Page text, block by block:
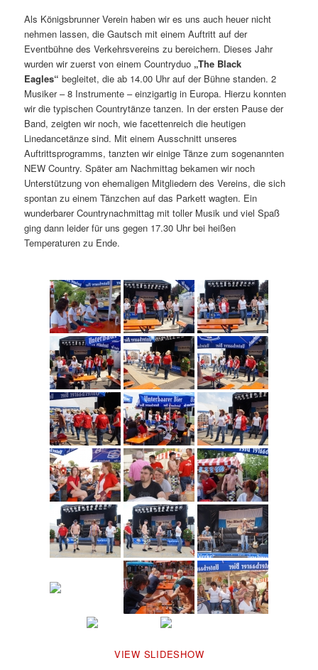
Als Königsbrunner Verein haben wir es uns auch heuer nicht
nehmen lassen, die Gautsch mit einem Auftritt auf der
Eventbühne des Verkehrsvereins zu bereichern. Dieses Jahr
wurden wir zuerst von einem Countryduo „The Black
Eagles“ begleitet, die ab 14.00 Uhr auf der Bühne standen. 2
Musiker – 8 Instrumente – einzigartig in Europa. Hierzu konnten
wir die typischen Countrytänze tanzen. In der ersten Pause der
Band, zeigten wir noch, wie facettenreich die heutigen
Linedancetänze sind. Mit einem Ausschnitt unseres
Auftrittsprogramms, tanzten wir einige Tänze zum sogenannten
NEW Country. Später am Nachmittag bekamen wir noch
Unterstützung von ehemaligen Mitgliedern des Vereins, die sich
spontan zu einem Tänzchen auf das Parkett wagten. Ein
wunderbarer Countrynachmittag mit toller Musik und viel Spaß
ging dann leider für uns gegen 17.30 Uhr bei heißen
Temperaturen zu Ende.
VIEW SLIDESHOW